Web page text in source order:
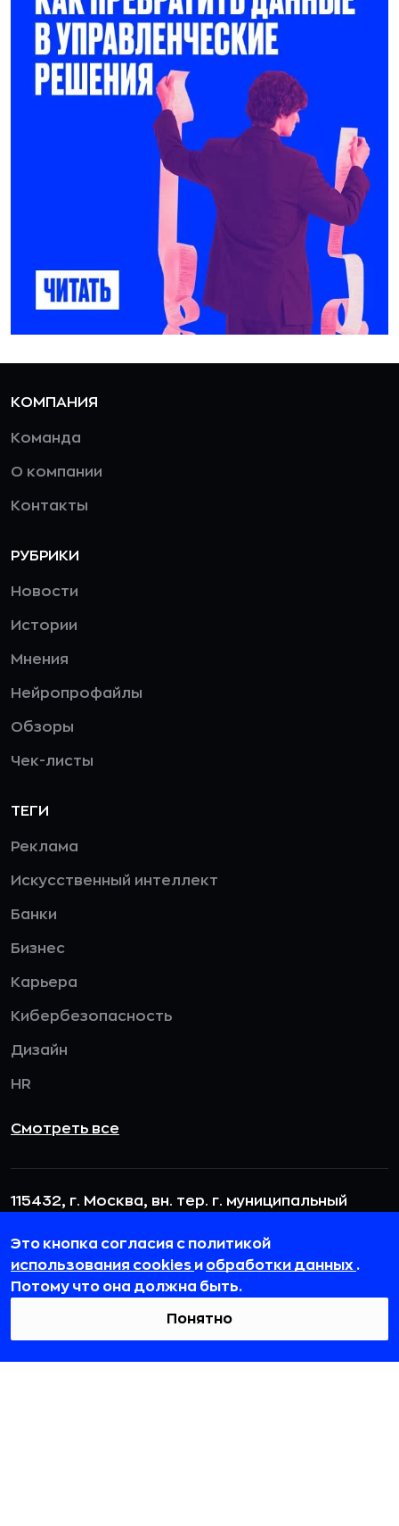
КОМПАНИЯ
Команда
О компании
Контакты
РУБРИКИ
Новости
Истории
Мнения
Нейропрофайлы
Обзоры
Чек-листы
ТЕГИ
Реклама
Искусственный интеллект
Банки
Бизнес
Карьера
Кибербезопасность
Дизайн
HR
Смотреть все
115432, г. Москва, вн. тер. г. муниципальный
Это кнопка согласия с политикой
использования cookies и обработки данных .
Потому что она должна быть.
Понятно